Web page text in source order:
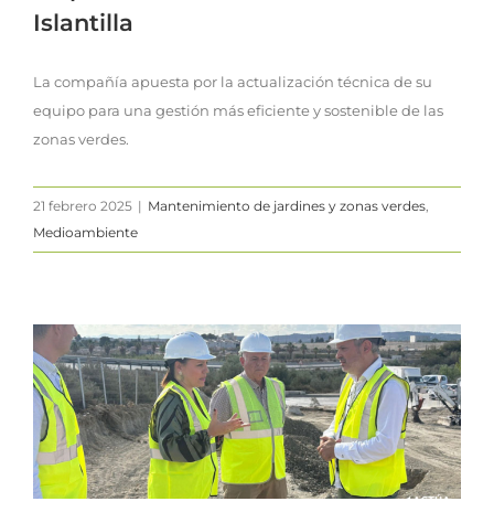
Islantilla
La compañía apuesta por la actualización técnica de su
equipo para una gestión más eficiente y sostenible de las
zonas verdes.
21 febrero 2025 | Mantenimiento de jardines y zonas verdes
Medioambiente